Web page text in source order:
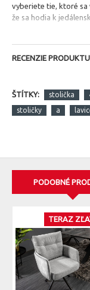
vyberiete tie, ktoré sa
že sa hodia k
RECENZIE PRODUKTU
ŠTÍTKY: stolička
stoličky a
PODOBNÉ
TERAZ